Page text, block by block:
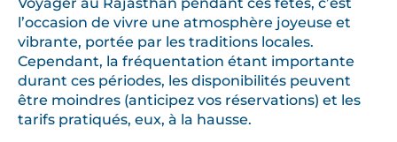
l’occasion de vivre une atmosphère joyeuse et
vibrante, portée par les traditions locales.
Cependant, la fréquentation étant importante
durant ces périodes, les disponibilités peuvent
être moindres (anticipez vos réservations) et les
tarifs pratiqués, eux, à la hausse.